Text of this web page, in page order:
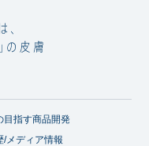
目指す商品開発
/メディア情報